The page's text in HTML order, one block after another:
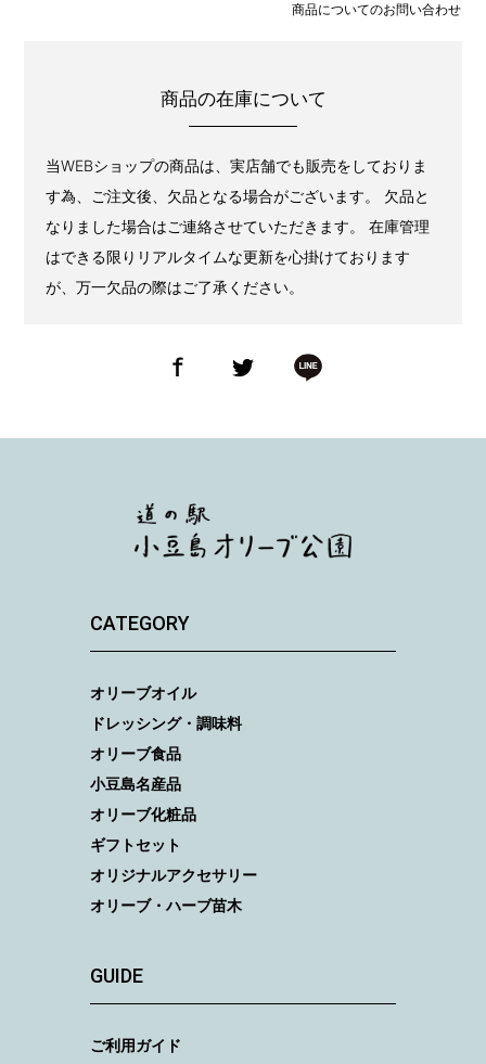
商品についてのお問い合わせ
商品の在庫について
当WEBショップの商品は、実店舗でも販売をしておりま
す為、ご注文後、欠品となる場合がございます。 欠品と
なりました場合はご連絡させていただきます。 在庫管理
はできる限りリアルタイムな更新を心掛けております
が、万一欠品の際はご了承ください。
CATEGORY
オリーブオイル
ドレッシング・調味料
オリーブ食品
小豆島名産品
オリーブ化粧品
ギフトセット
オリジナルアクセサリー
オリーブ・ハーブ苗木
GUIDE
ご利用ガイド